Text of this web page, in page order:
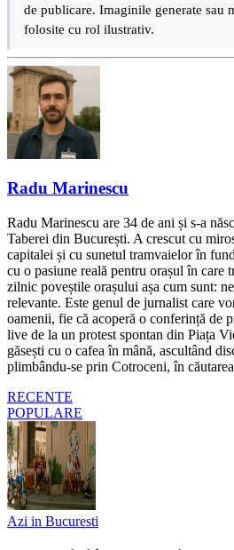
de publicare. Imaginile generate sau
folosite cu rol ilustrativ.
Radu Marinescu
Radu Marinescu are 34 de ani și s-a
Taberei din București. A crescut cu
capitalei și cu sunetul tramvaielor în
cu o pasiune reală pentru orașul în care
zilnic poveștile orașului așa cum sunt:
relevante. Este genul de jurnalist care
oamenii, fie că acoperă o conferință de
live de la un protest spontan din Piața
găsești cu o cafea în mână, ascultând
plimbându-se prin Cotroceni, în
RECENTE
POPULARE
Azi in Bucuresti